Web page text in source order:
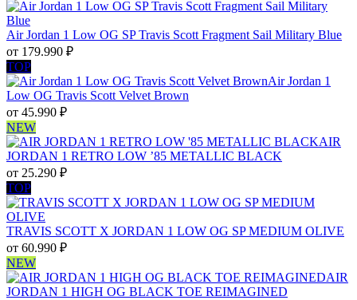
Air Jordan 1 Low OG SP Travis Scott Fragment Sail Military Blue
от 179.990 ₽
TOP
Air Jordan 1
Low OG Travis Scott Velvet Brown
от 45.990 ₽
NEW
AIR
JORDAN 1 RETRO LOW ’85 METALLIC BLACK
от 25.290 ₽
TOP
TRAVIS SCOTT X JORDAN 1 LOW OG SP MEDIUM OLIVE
от 60.990 ₽
NEW
AIR
JORDAN 1 HIGH OG BLACK TOE REIMAGINED